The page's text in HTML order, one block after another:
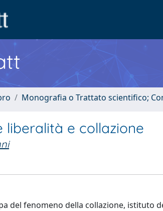
Monografia o Trattato scientifico;
liberalità e collazione
del fenomeno della collazione, istituto